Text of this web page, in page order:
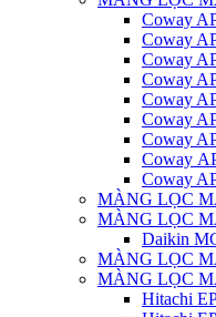
Coway
Coway
Coway
Coway
Coway
Coway
Coway
Coway
Coway
MÀNG LỌC
MÀNG LỌC
Daikin
MÀNG LỌC
MÀNG LỌC
Hitachi